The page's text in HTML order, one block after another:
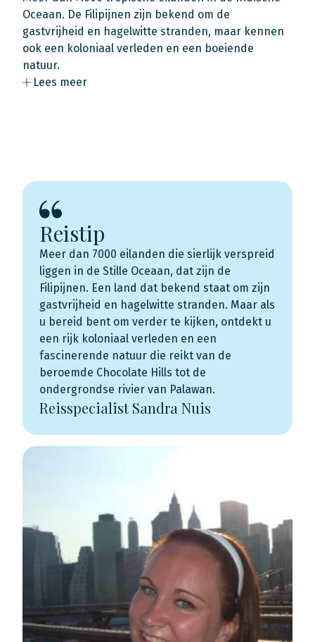
Oceaan. De Filipijnen zijn bekend om de
gastvrijheid en hagelwitte stranden, maar kennen
ook een koloniaal verleden en een boeiende
natuur.
Lees meer
Reistip
Meer dan 7000 eilanden die sierlijk verspreid
liggen in de Stille Oceaan, dat zijn de
Filipijnen. Een land dat bekend staat om zijn
gastvrijheid en hagelwitte stranden. Maar als
u bereid bent om verder te kijken, ontdekt u
een rijk koloniaal verleden en een
fascinerende natuur die reikt van de
beroemde Chocolate Hills tot de
ondergrondse rivier van Palawan.
Reisspecialist Sandra Nuis